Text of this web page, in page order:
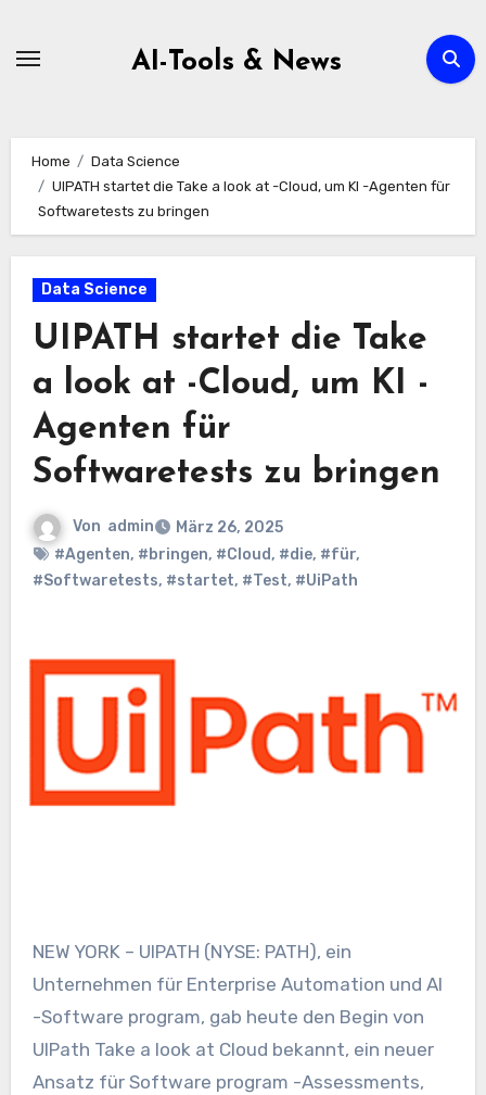
AI-Tools & News
Home
Data Science
UIPATH startet die Take a look at -Cloud, um KI -Agenten für
Softwaretests zu bringen
Data Science
UIPATH startet die Take
a look at -Cloud, um KI -
Agenten für
Softwaretests zu bringen
Von admin
März 26, 2025
#Agenten, #bringen, #Cloud, #die, #für,
#Softwaretests, #startet, #Test, #UiPath
NEW YORK – UIPATH (NYSE: PATH), ein
Unternehmen für Enterprise Automation und AI
-Software program, gab heute den Begin von
UIPath Take a look at Cloud bekannt, ein neuer
Ansatz für Software program -Assessments,